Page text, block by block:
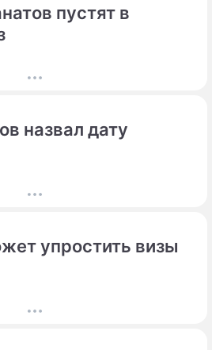
пустят в
назвал дату
упростить визы